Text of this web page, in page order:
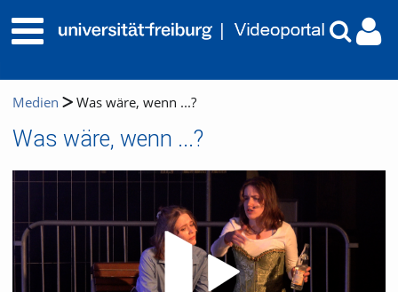
Medien Was wäre, wenn ...?
Was wäre, wenn ...?